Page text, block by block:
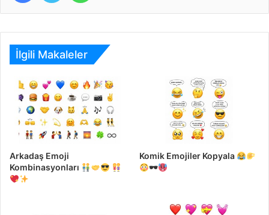
İlgili Makaleler
Arkadaş Emoji
Kombinasyonları
Komik Emojiler Kopyala
🕶